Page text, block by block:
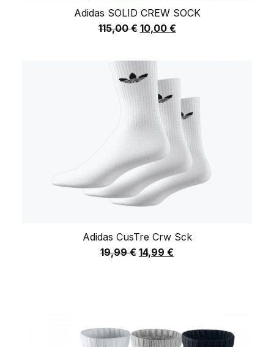
Adidas SOLID CREW SOCK
115,00€ 10,00 €
Adidas CusTre Crw Sck
19,99€ 14,99 €